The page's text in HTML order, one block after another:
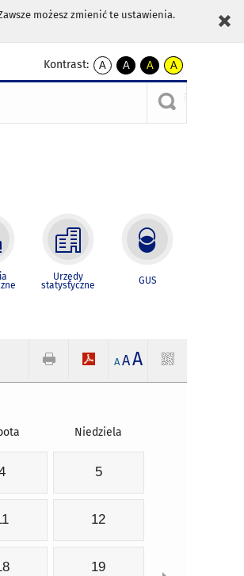
możesz zmienić te ustawienia.
Kontrast:
A
kontrast
A
kontrast
czarnym
A
kontrast
żółty
tekst
czarnym
A
kontrast
czarny
tekst
żółtym
Urzędy
statystyczne GUS
A AA
Niedziela
5
12
19